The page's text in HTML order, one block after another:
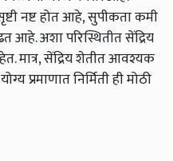
नष्ट होत आहे, सुपीकता कमी
आहे. अशा परिस्थितीत सेंद्रिय
मात्र, सेंद्रिय शेतीत आवश्यक
प्रमाणात निर्मिती ही मोठी